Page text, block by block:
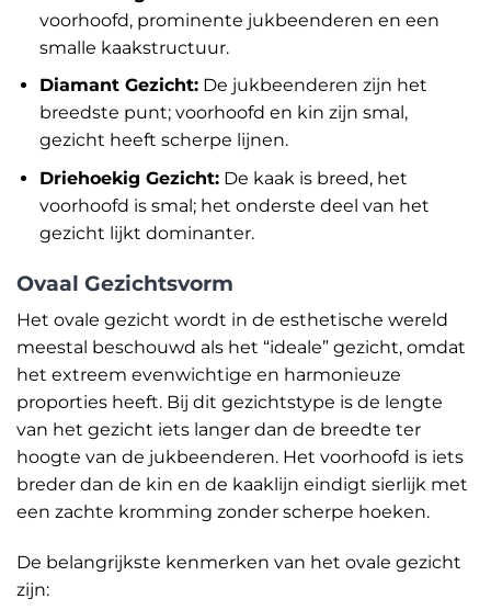
voorhoofd, prominente jukbeenderen en een
smalle kaakstructuur.
Diamant Gezicht:De jukbeenderen zijn het
breedste punt; voorhoofd en kin zijn smal,
gezicht heeft scherpe lijnen.
Driehoekig Gezicht:De kaak is breed, het
voorhoofd is smal; het onderste deel van het
gezicht lijkt dominanter.
Ovaal Gezichtsvorm
Het ovale gezicht wordt in de esthetische wereld
meestal beschouwd als het “ideale” gezicht, omdat
het extreem evenwichtige en harmonieuze
proporties heeft. Bij dit gezichtstype is de lengte
van het gezicht iets langer dan de breedte ter
hoogte van de jukbeenderen. Het voorhoofd is iets
breder dan de kin en de kaaklijn eindigt sierlijk met
een zachte kromming zonder scherpe hoeken.
De belangrijkste kenmerken van het ovale gezicht
zijn: